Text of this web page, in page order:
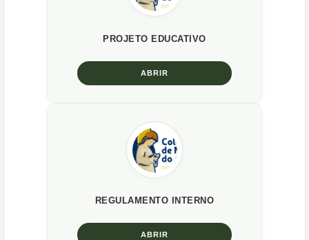
PROJETO EDUCATIVO
ABRIR
REGULAMENTO INTERNO
ABRIR